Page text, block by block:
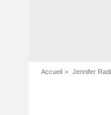
Accueil Jennifer